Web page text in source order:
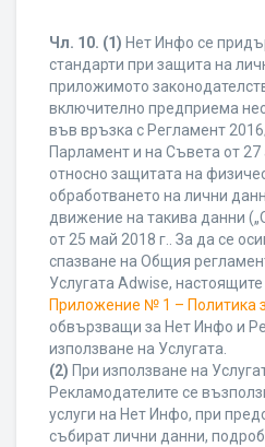
Чл. 10. (1) Нет Инфо се
стандарти при защита на
приложимото
включително предприема
във връзка с Регламент
Парламент и на Съвета от
относно защитата на
обработването на лични
движение на такива данни
от 25 май 2018 г.. За да се
спазване на Общия
Услугата Adwise, настоящите
Приложение № 1 – Политика
обвързващи за Нет Инфо и
използване на Услугата.
(2) При използване на
Рекламодателите се
услуги на Нет Инфо, при
събират лични данни,